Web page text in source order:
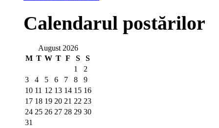
Calendarul postărilor
August 2026
M T W T F S
S
1
2
3
4 5 6 7 8
9
10 11 12 13 14 15 16
17 18 19 20 21 22 23
24 25 26 27 28 29 30
31